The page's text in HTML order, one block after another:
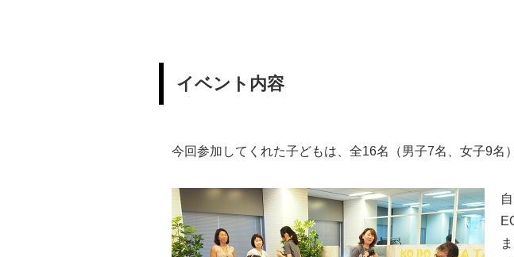
イベント内容
今回参加してくれた子どもは、全16名（男子7名、女子9名